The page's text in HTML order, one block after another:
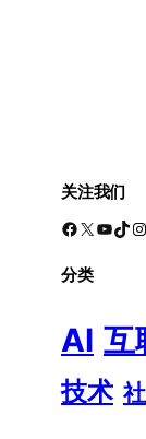
关注我们
Facebook X YouTube TikTok Instagram
分类
AI 互
技术